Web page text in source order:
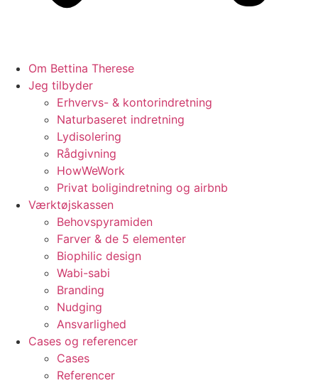
Om Bettina Therese
Jeg tilbyder
Erhvervs- & kontorindretning
Naturbaseret indretning
Lydisolering
Rådgivning
HowWeWork
Privat boligindretning og airbnb
Værktøjskassen
Behovspyramiden
Farver & de 5 elementer
Biophilic design
Wabi-sabi
Branding
Nudging
Ansvarlighed
Cases og referencer
Cases
Referencer